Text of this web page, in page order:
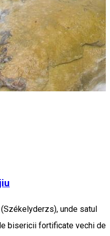
unde satul
bisericii fortificate vechi de